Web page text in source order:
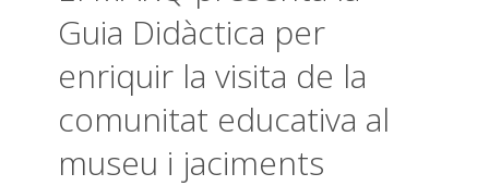
Guia Didàctica per
enriquir la visita de la
comunitat educativa al
museu i jaciments